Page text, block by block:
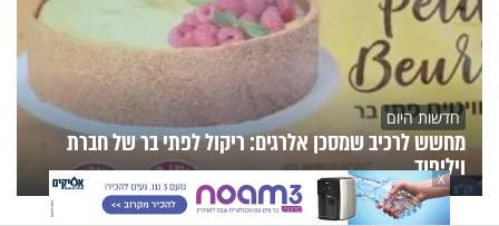
חדשות היום
מחשש לרכיב שמסכן אלרגים: ריקול לפתי בר של חברת
ויליפוד
X